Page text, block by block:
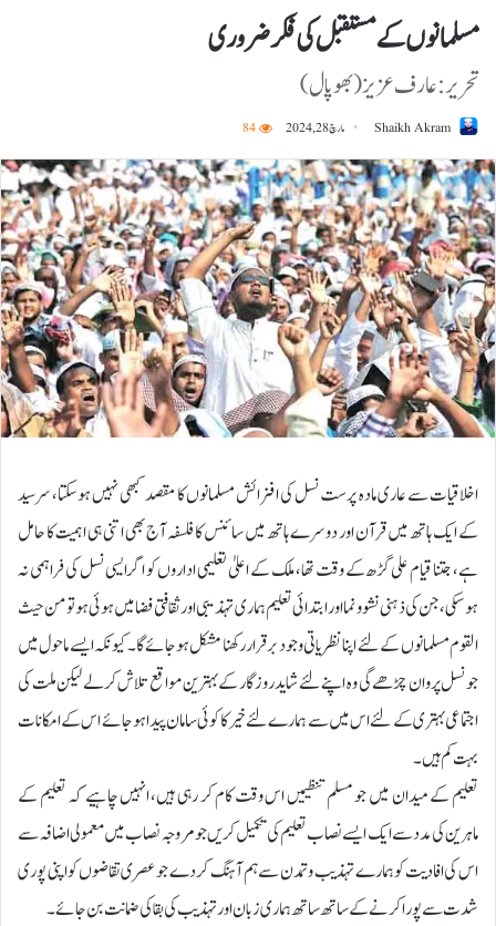
مسلمانوں کے مستقبل کی فکر ضروری
تحریر:عارف عزیز (بھوپال)
Shaikh Akram مارچ 28, 2024 84
اخلاقیات سے عاری مادہ پرست نسل کی افزائش مسلمانوں کا مقصد کبھی نہیں ہوسکتا، سرسید
کے ایک ہاتھ میں قرآن اور دوسرے ہاتھ میں سائنس کا فلسفہ آج بھی اتنی ہی اہمیت کا حامل
ہے، جتنا قیام علی گڑھ کے وقت تھا، ملک کے اعلیٰ تعلیمی اداروں کو اگر ایسی نسل کی فراہمی نہ
ہوسکی، جن کی ذہنی نشو و نما اور ابتدائی تعلیم ہماری تہذیبی اور ثقافتی فضا میں ہوئی ہو تو من حیث
القوم مسلمانوں کے لئے اپنا نظریاتی وجود برقرار رکھنا مشکل ہوجائے گا۔ کیونکہ ایسے ماحول میں
جو نسل پروان چڑھے گی وہ اپنے لئے شاید روزگار کے بہترین مواقع تلاش کرلے لیکن ملت کی
اجتماعی بہتری کے لئے اس میں سے ہمارے لئے خیر کا کوئی سامان پیدا ہوجائے اس کے امکانات
بہت کم ہیں۔
تعلیم کے میدان میں جو مسلم تنظیمیں اس وقت کام کر رہی ہیں، انہیں چاہیے کہ تعلیم کے
ماہرین کی مدد سے ایک ایسے نصاب تعلیم کی تکمیل کریں جو مروجہ نصاب میں معمولی اضافہ سے
اس کی افادیت کو ہمارے تہذیب و تمدن سے ہم آہنگ کر دے جو عصری تقاضوں کو اپنی پوری
شدت سے پورا کرنے کے ساتھ ساتھ ہماری زبان اور تہذیب کی بقا کی ضمانت بن جائے۔